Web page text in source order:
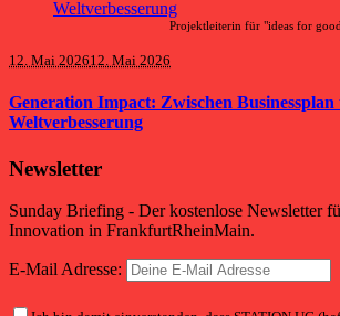
Projektleiterin für "ideas for
12. Mai 202612. Mai 2026
Generation Impact: Zwischen Businessplan
Weltverbesserung
Newsletter
Sunday Briefing - Der kostenlose Newsletter
Innovation in FrankfurtRheinMain.
E-Mail Adresse: